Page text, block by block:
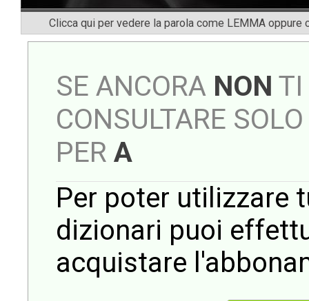
Clicca qui per vedere la parola come LEMMA oppure
SE ANCORA NON TI
CONSULTARE
PER A
Per poter utilizzare
dizionari puoi
acquistare